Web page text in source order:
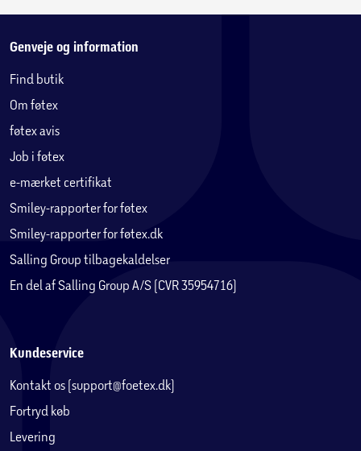
Genveje og information
Find butik
Om føtex
føtex avis
Job i føtex
e-mærket certifikat
Smiley-rapporter for føtex
Smiley-rapporter for føtex.dk
Salling Group tilbagekaldelser
En del af Salling Group A/S (CVR 35954716)
Kundeservice
Kontakt os (support@foetex.dk)
Fortryd køb
Levering